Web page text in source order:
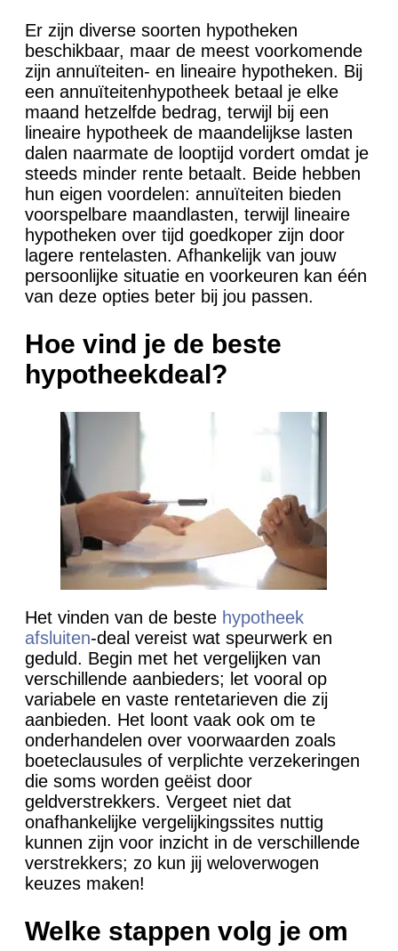
Er zijn diverse soorten hypotheken
beschikbaar, maar de meest voorkomende
zijn annuïteiten- en lineaire hypotheken. Bij
een annuïteitenhypotheek betaal je elke
maand hetzelfde bedrag, terwijl bij een
lineaire hypotheek de maandelijkse lasten
dalen naarmate de looptijd vordert omdat je
steeds minder rente betaalt. Beide hebben
hun eigen voordelen: annuïteiten bieden
voorspelbare maandlasten, terwijl lineaire
hypotheken over tijd goedkoper zijn door
lagere rentelasten. Afhankelijk van jouw
persoonlijke situatie en voorkeuren kan één
van deze opties beter bij jou passen.
Hoe vind je de beste
hypotheekdeal?
Het vinden van de beste hypotheek
afsluiten-deal vereist wat speurwerk en
geduld. Begin met het vergelijken van
verschillende aanbieders; let vooral op
variabele en vaste rentetarieven die zij
aanbieden. Het loont vaak ook om te
onderhandelen over voorwaarden zoals
boeteclausules of verplichte verzekeringen
die soms worden geëist door
geldverstrekkers. Vergeet niet dat
onafhankelijke vergelijkingssites nuttig
kunnen zijn voor inzicht in de verschillende
verstrekkers; zo kun jij weloverwogen
keuzes maken!
Welke stappen volg je om